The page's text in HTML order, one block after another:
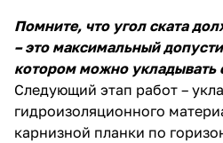
Помните, что угол ската
– это максимальный
котором можно
Следующий этап работ –
гидроизоляционного
карнизной планки по